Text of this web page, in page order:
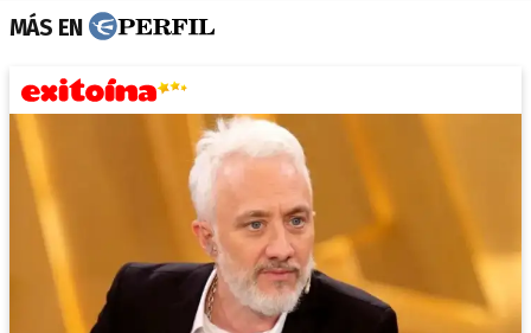
MÁS EN